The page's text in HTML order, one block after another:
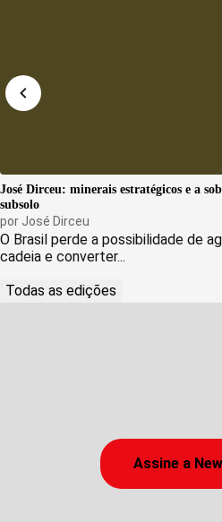
José Dirceu: minerais estratégicos e a
subsolo
por José Dirceu
O Brasil perde a possibilidade de
cadeia e converter...
Todas as edições
Assine a